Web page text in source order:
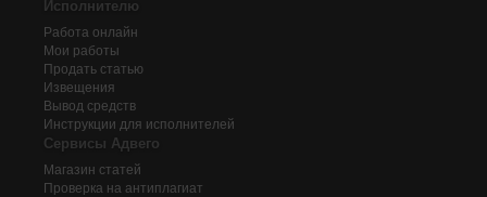
Исполнителю
Работа онлайн
Мои работы
Продать статью
Извещения
Вывод средств
Инструкции для исполнителей
Сервисы Адвего
Магазин статей
Проверка на антиплагиат